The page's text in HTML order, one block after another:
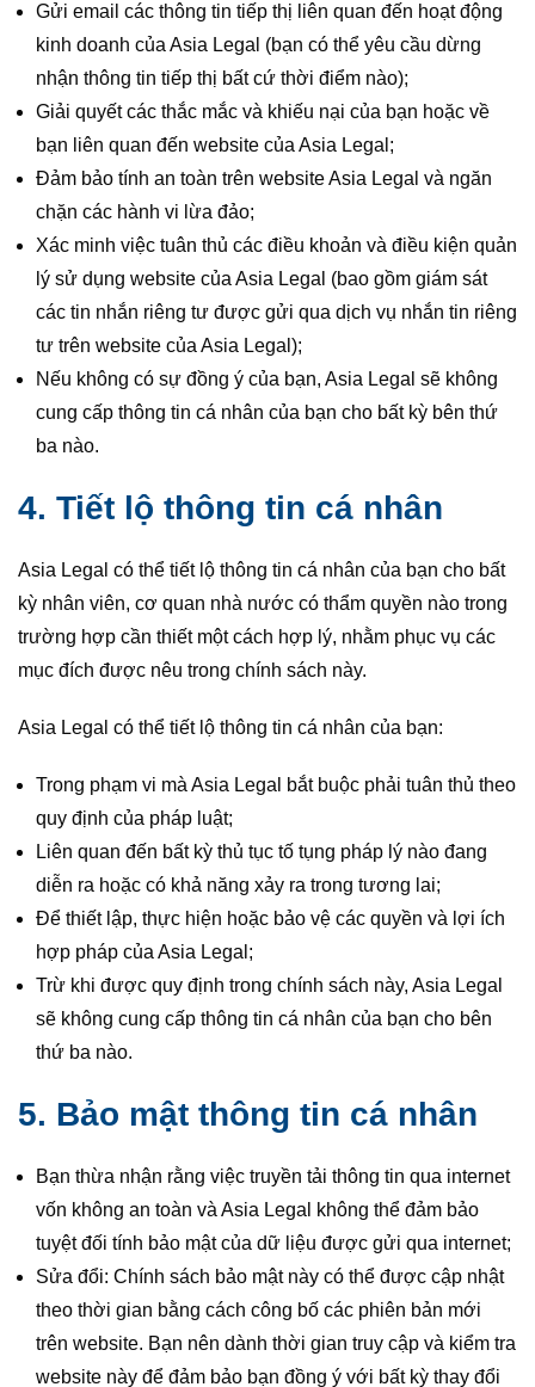
Gửi email các thông tin tiếp thị liên quan đến hoạt động
kinh doanh của Asia Legal (bạn có thể yêu cầu dừng
nhận thông tin tiếp thị bất cứ thời điểm nào);
Giải quyết các thắc mắc và khiếu nại của bạn hoặc về
bạn liên quan đến website của Asia Legal;
Đảm bảo tính an toàn trên website Asia Legal và ngăn
chặn các hành vi lừa đảo;
Xác minh việc tuân thủ các điều khoản và điều kiện quản
lý sử dụng website của Asia Legal (bao gồm giám sát
các tin nhắn riêng tư được gửi qua dịch vụ nhắn tin riêng
tư trên website của Asia Legal);
Nếu không có sự đồng ý của bạn, Asia Legal sẽ không
cung cấp thông tin cá nhân của bạn cho bất kỳ bên thứ
ba nào.
4. Tiết lộ thông tin cá nhân
Asia Legal có thể tiết lộ thông tin cá nhân của bạn cho bất
kỳ nhân viên, cơ quan nhà nước có thẩm quyền nào trong
trường hợp cần thiết một cách hợp lý, nhằm phục vụ các
mục đích được nêu trong chính sách này.
Asia Legal có thể tiết lộ thông tin cá nhân của bạn:
Trong phạm vi mà Asia Legal bắt buộc phải tuân thủ theo
quy định của pháp luật;
Liên quan đến bất kỳ thủ tục tố tụng pháp lý nào đang
diễn ra hoặc có khả năng xảy ra trong tương lai;
Để thiết lập, thực hiện hoặc bảo vệ các quyền và lợi ích
hợp pháp của Asia Legal;
Trừ khi được quy định trong chính sách này, Asia Legal
sẽ không cung cấp thông tin cá nhân của bạn cho bên
thứ ba nào.
5. Bảo mật thông tin cá nhân
Bạn thừa nhận rằng việc truyền tải thông tin qua internet
vốn không an toàn và Asia Legal không thể đảm bảo
tuyệt đối tính bảo mật của dữ liệu được gửi qua internet;
Sửa đổi: Chính sách bảo mật này có thể được cập nhật
theo thời gian bằng cách công bố các phiên bản mới
trên website. Bạn nên dành thời gian truy cập và kiểm tra
website này để đảm bảo bạn đồng ý với bất kỳ thay đổi